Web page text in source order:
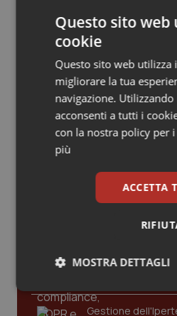
Veneto
Oncoematologia
Oncologia & Nutrizione
Psoriasi & pelle
Quotidiano Cardiologia
Quotidiano Chirurgia
Quotidiano Oncologia
Quotidiano Pediatria
Rene & patologie
Articoli correlati:
Calabria. Oliverio:
abrogare il Dl Calabria”
06 Settembre 2019
© Riproduzione riservata
Ultime analisi e
Gestione
Questo sito web
cookie
Questo sito web utilizza
migliorare la tua
navigazione.
acconsenti a tutti i
con la nostra policy per
più
ACCETTA
MOSTRA DETTAGLI
Necessari